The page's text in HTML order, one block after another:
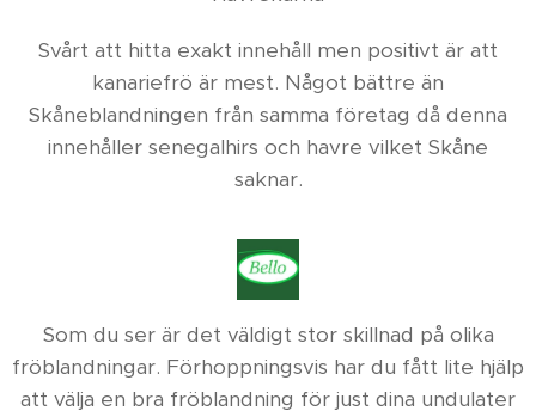
Svårt att hitta exakt innehåll men positivt är att
kanariefrö är mest. Något bättre än
Skåneblandningen från samma företag då denna
innehåller senegalhirs och havre vilket Skåne
saknar.
Som du ser är det väldigt stor skillnad på olika
fröblandningar. Förhoppningsvis har du fått lite hjälp
att välja en bra fröblandning för just dina undulater